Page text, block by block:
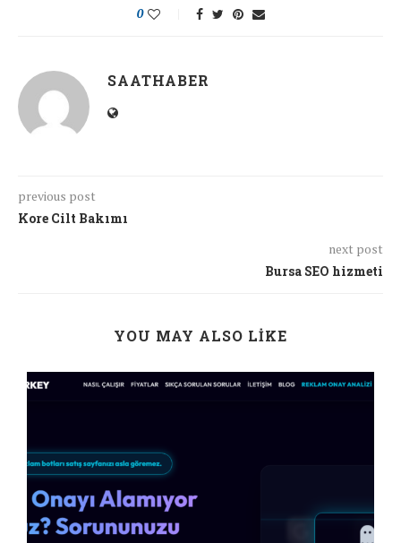
0
SAATHABER
previous post
Kore Cilt Bakımı
next post
Bursa SEO hizmeti
YOU MAY ALSO LIKE